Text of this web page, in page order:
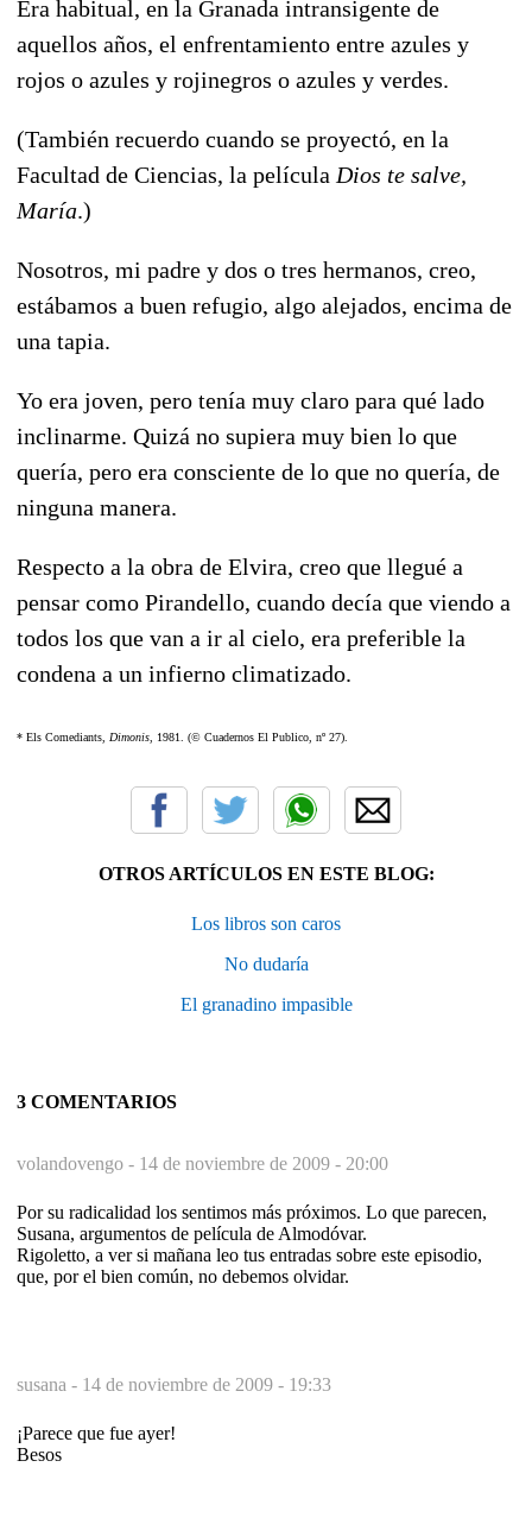
Era habitual, en la Granada intransigente de
aquellos años, el enfrentamiento entre azules y
rojos o azules y rojinegros o azules y verdes.
(También recuerdo cuando se proyectó, en la
Facultad de Ciencias, la película Dios te salve,
María.)
Nosotros, mi padre y dos o tres hermanos, creo,
estábamos a buen refugio, algo alejados, encima de
una tapia.
Yo era joven, pero tenía muy claro para qué lado
inclinarme. Quizá no supiera muy bien lo que
quería, pero era consciente de lo que no quería, de
ninguna manera.
Respecto a la obra de Elvira, creo que llegué a
pensar como Pirandello, cuando decía que viendo a
todos los que van a ir al cielo, era preferible la
condena a un infierno climatizado.
* Els Comediants, Dimonis , 1981. (© Cuadernos El Publico, nº 27).
OTROS ARTÍCULOS EN ESTE BLOG:
Los libros son caros
No dudaría
El granadino impasible
3 COMENTARIOS
volandovengo - 14 de noviembre de 2009 - 20:00
Por su radicalidad los sentimos más próximos. Lo que parecen,
Susana, argumentos de película de Almodóvar.
Rigoletto, a ver si mañana leo tus entradas sobre este episodio,
que, por el bien común, no debemos olvidar.
susana - 14 de noviembre de 2009 - 19:33
¡Parece que fue ayer!
Besos